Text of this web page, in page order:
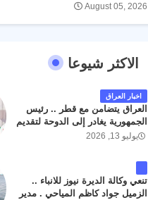
August 05, 2026
الاكثر شيوعا
اخبار العراق
العراق يتضامن مع قطر .. رئيس
الجمهورية يغادر إلى الدوحة لتقديم
واجب العزاء .
يوليو 13, 2026
تنعي وكالة الديرة نيوز للانباء ..
الزميل جواد كاظم المياحي . مدير